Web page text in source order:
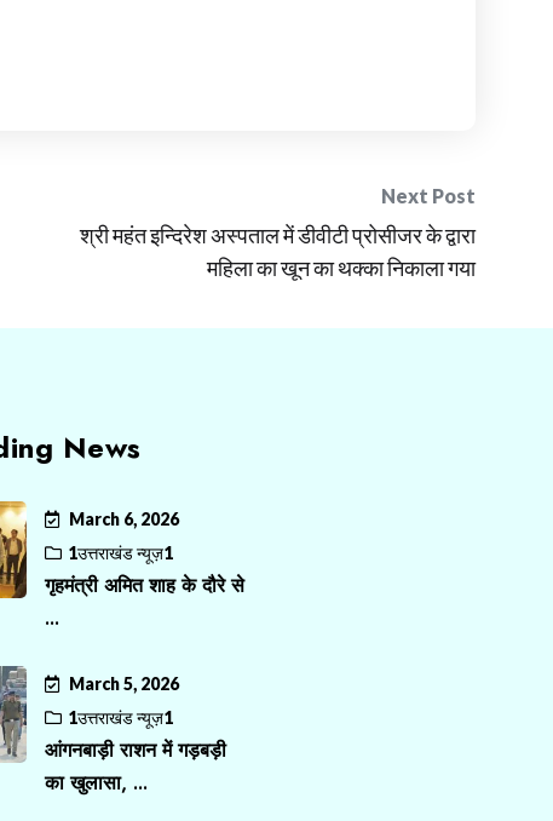
Next Post
श्री महंत इन्दिरेश अस्पताल में डीवीटी प्रोसीजर के द्वारा
महिला का खून का थक्का निकाला गया
News
March 6, 2026
1उत्तराखंड न्यूज़1
गृहमंत्री अमित शाह के दौरे से
...
March 5, 2026
1उत्तराखंड न्यूज़1
आंगनबाड़ी राशन में गड़बड़ी
का खुलासा, ...